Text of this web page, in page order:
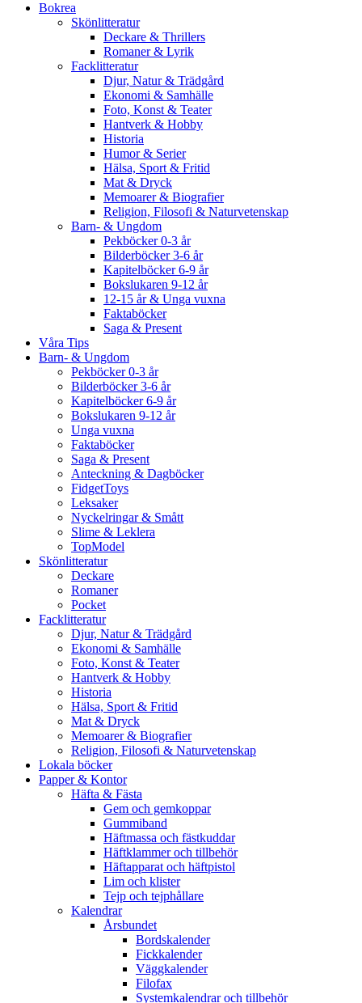
Bokrea
Skönlitteratur
Deckare & Thrillers
Romaner & Lyrik
Facklitteratur
Djur, Natur & Trädgård
Ekonomi & Samhälle
Foto, Konst & Teater
Hantverk & Hobby
Historia
Humor & Serier
Hälsa, Sport & Fritid
Mat & Dryck
Memoarer & Biografier
Religion, Filosofi & Naturvetenskap
Barn- & Ungdom
Pekböcker 0-3 år
Bilderböcker 3-6 år
Kapitelböcker 6-9 år
Bokslukaren 9-12 år
12-15 år & Unga vuxna
Faktaböcker
Saga & Present
Våra Tips
Barn- & Ungdom
Pekböcker 0-3 år
Bilderböcker 3-6 år
Kapitelböcker 6-9 år
Bokslukaren 9-12 år
Unga vuxna
Faktaböcker
Saga & Present
Anteckning & Dagböcker
FidgetToys
Leksaker
Nyckelringar & Smått
Slime & Leklera
TopModel
Skönlitteratur
Deckare
Romaner
Pocket
Facklitteratur
Djur, Natur & Trädgård
Ekonomi & Samhälle
Foto, Konst & Teater
Hantverk & Hobby
Historia
Hälsa, Sport & Fritid
Mat & Dryck
Memoarer & Biografier
Religion, Filosofi & Naturvetenskap
Lokala böcker
Papper & Kontor
Häfta & Fästa
Gem och gemkoppar
Gummiband
Häftmassa och fästkuddar
Häftklammer och tillbehör
Häftapparat och häftpistol
Lim och klister
Tejp och tejphållare
Kalendrar
Årsbundet
Bordskalender
Fickkalender
Väggkalender
Filofax
Systemkalendrar och tillbehör